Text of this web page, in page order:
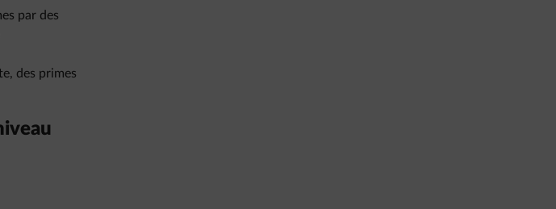
par des
des primes